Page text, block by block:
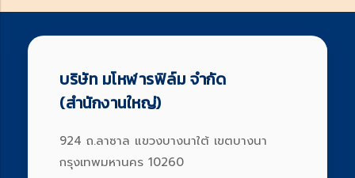
บริษัท มโหฬารฟิล์ม จำกัด
(สำนักงานใหญ่)
924 ถ.ลาซาล แขวงบางนาใต้ เขตบางนา
กรุงเทพมหานคร 10260